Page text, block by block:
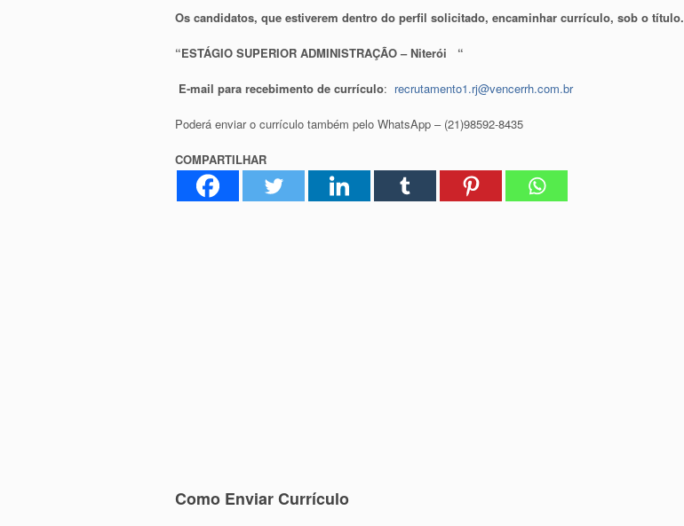
Os candidatos, que estiverem dentro do perfil solicitado, encaminhar currículo, sob o título.
“ESTÁGIO SUPERIOR ADMINISTRAÇÃO – Niterói “
E-mail para recebimento de currículo: recrutamento1.rj@vencerrh.com.br
Poderá enviar o currículo também pelo WhatsApp – (21)98592-8435
COMPARTILHAR
Como Enviar Currículo